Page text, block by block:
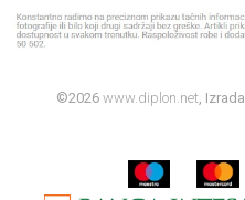
©2026 www.diplon.net, Izrada